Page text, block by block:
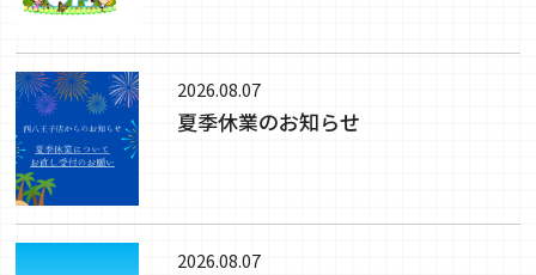
2026.08.07
夏季休業のお知らせ
2026.08.07